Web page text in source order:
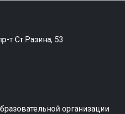
т Ст.Разина, 53
организации